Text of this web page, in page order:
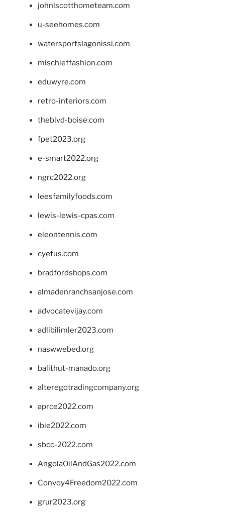
johnlscotthometeam.com
u-seehomes.com
watersportslagonissi.com
mischieffashion.com
eduwyre.com
retro-interiors.com
theblvd-boise.com
fpet2023.org
e-smart2022.org
ngrc2022.org
leesfamilyfoods.com
lewis-lewis-cpas.com
eleontennis.com
cyetus.com
bradfordshops.com
almadenranchsanjose.com
advocatevijay.com
adlibilimler2023.com
naswwebed.org
balithut-manado.org
alteregotradingcompany.org
aprce2022.com
ibie2022.com
sbcc-2022.com
AngolaOilAndGas2022.com
Convoy4Freedom2022.com
grur2023.org